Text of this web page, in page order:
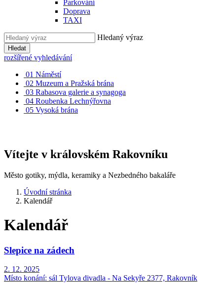
Parkování
Doprava
TAXI
Hledaný výraz
Hledat
rozšířené vyhledávání
01 Náměstí
02 Muzeum a Pražská brána
03 Rabasova galerie a synagoga
04 Roubenka Lechnýřovna
05 Vysoká brána
Vítejte v královském Rakovníku
Město gotiky, mýdla, keramiky a Nezbedného bakaláře
Úvodní stránka
Kalendář
Kalendář
Slepice na zádech
2. 12. 2025
Místo konání: sál Tylova divadla - Na Sekyře 2377, Rakovník